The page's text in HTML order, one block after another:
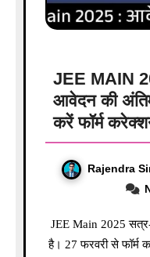
JEE MAIN
आवेदन की
करें फॉर्म
Rajendra
JEE Main 2025 सत्र-2 आवेदन की अंतिम तिथि 25 फरवरी
है। 27 फरवरी से फॉर्म